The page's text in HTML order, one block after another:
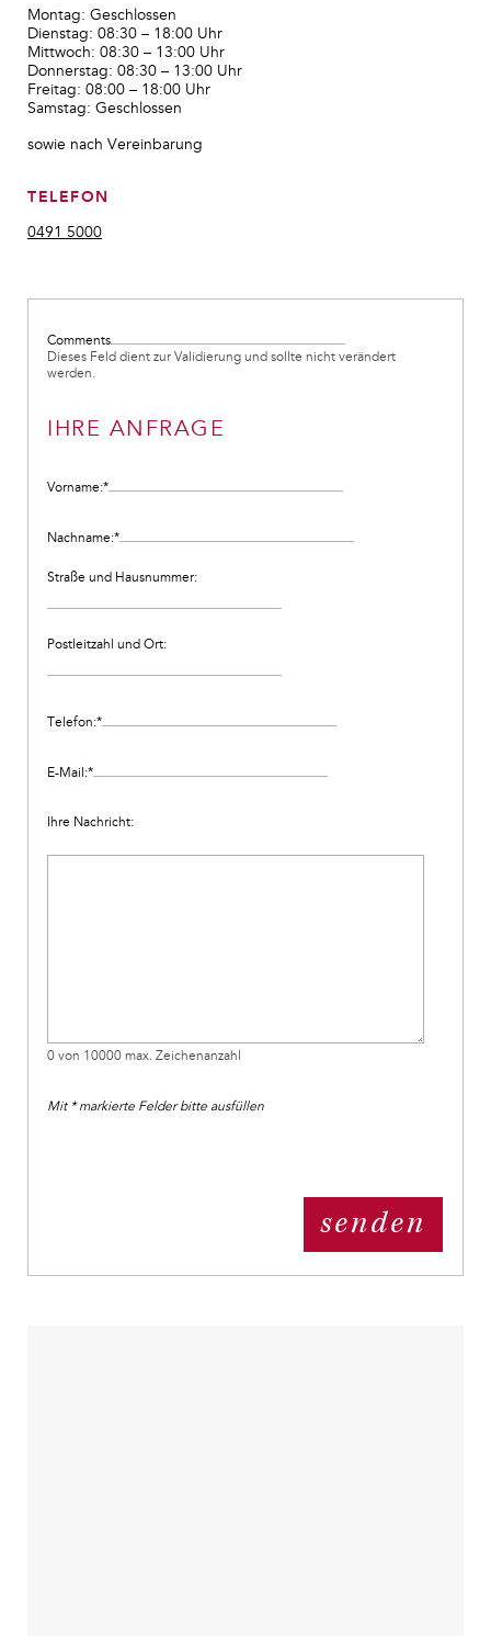
Montag: Geschlossen
Dienstag: 08:30 – 18:00 Uhr
Mittwoch: 08:30 – 13:00 Uhr
Donnerstag: 08:30 – 13:00 Uhr
Freitag: 08:00 – 18:00 Uhr
Samstag: Geschlossen
sowie nach Vereinbarung
TELEFON
0491 5000
Comments
Dieses Feld dient zur Validierung und sollte nicht verändert
werden.
IHRE ANFRAGE
Vorname:*
Nachname:*
Straße und Hausnummer:
Postleitzahl und Ort:
Telefon:*
E-Mail:*
Ihre Nachricht:
0 von 10000 max. Zeichenanzahl
Mit * markierte Felder bitte ausfüllen